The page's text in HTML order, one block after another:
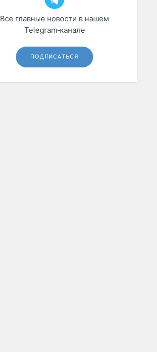
Все главные новости в нашем
Telegram‑канале
ПОДПИСАТЬСЯ